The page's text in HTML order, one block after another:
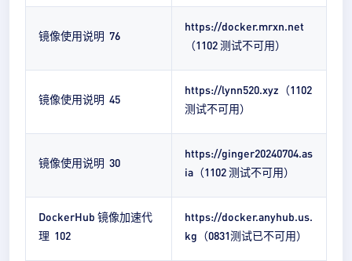
镜像使用说明 76
https://docker.mrxn.net
（1102 测试不可用）
镜像使用说明 45
https://lynn520.xyz（1102
测试不可用）
镜像使用说明 30
https://ginger20240704.as
ia（1102 测试不可用）
DockerHub 镜像加速代
理 102
https://docker.anyhub.us.
kg（0831测试已不可用）